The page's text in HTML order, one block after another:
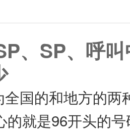
、SP、呼
全国的和地方的
的就是96开头的